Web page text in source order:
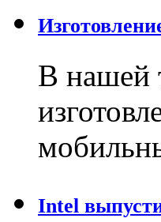
В нашей
Intel